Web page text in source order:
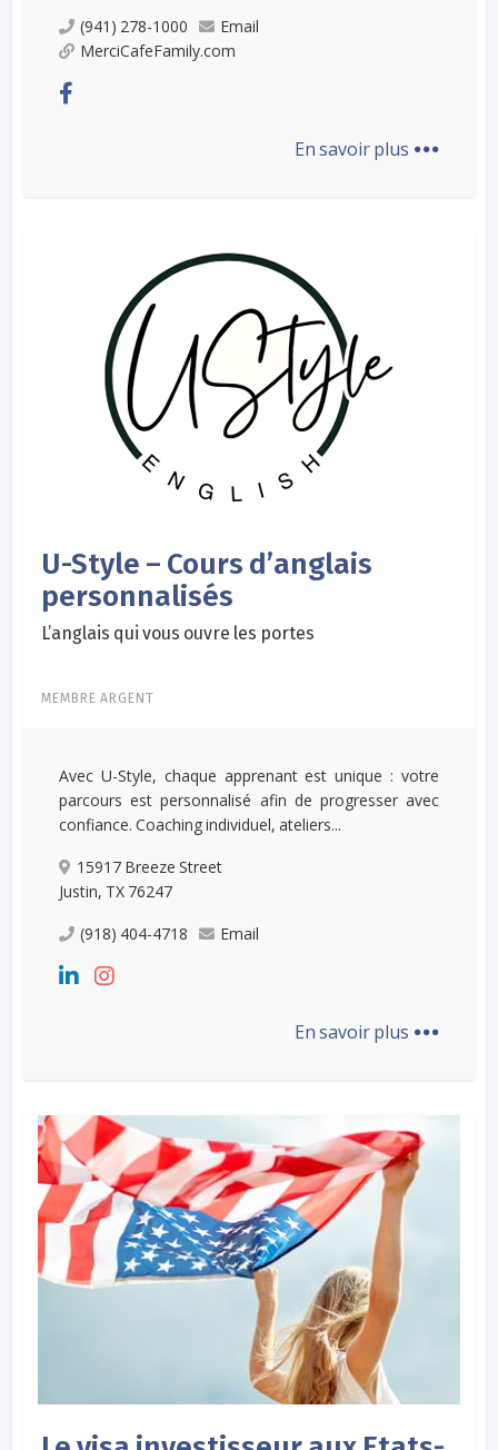
(941) 278-1000
Email
MerciCafeFamily.com
En savoir plus ...
U-Style – Cours d’anglais
personnalisés
L’anglais qui vous ouvre les portes
MEMBRE ARGENT
Avec U-Style, chaque apprenant est unique : votre
parcours est personnalisé afin de progresser avec
confiance. Coaching individuel, ateliers...
15917 Breeze Street
Justin, TX 76247
(918) 404-4718
Email
En savoir plus ...